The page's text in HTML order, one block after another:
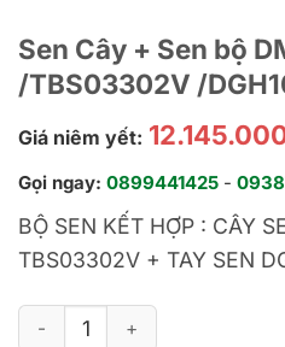
Sen Cây + Sen bộ
/TBS03302V /
Giá niêm yết:
Gọi ngay: 0899441425 -
BỘ SEN KẾT HỢP : CÂY
TBS03302V + TAY SEN
Sen Cây + Sen bộ DM907CS /